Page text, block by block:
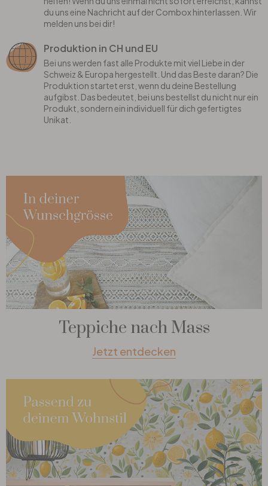
du uns eine Nachricht auf der Combox hinterlassen. Wir
melden uns bei dir!
Produktion in CH und EU
Bei uns werden fast alle Produkte mit viel Liebe in der
Schweiz & Europa hergestellt. Und das Beste daran? Die
Produktion startet erst, wenn du deine Bestellung
aufgibst. Das bedeutet, bei uns bestellst du nicht nur ein
Produkt, sondern ein individuell für dich gefertigtes
Unikat.
Teppiche nach Mass
Jetzt entdecken